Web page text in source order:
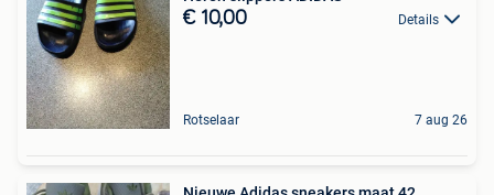
€ 10,00 Details
Rotselaar 7 aug 26